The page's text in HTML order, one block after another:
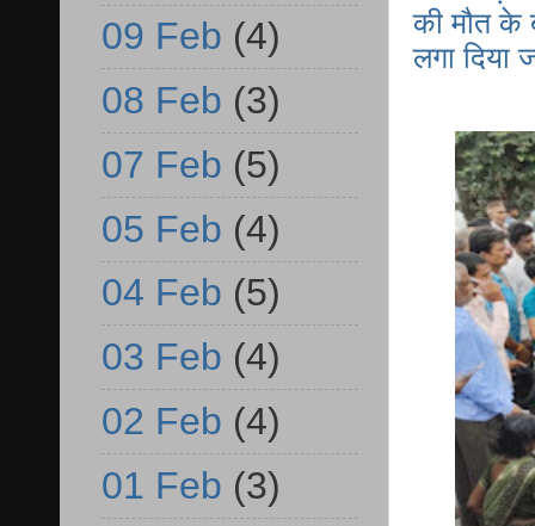
की मौत के
लगा दिया
09 Feb (4)
08 Feb (3)
07 Feb (5)
05 Feb (4)
04 Feb (5)
03 Feb (4)
02 Feb (4)
01 Feb (3)